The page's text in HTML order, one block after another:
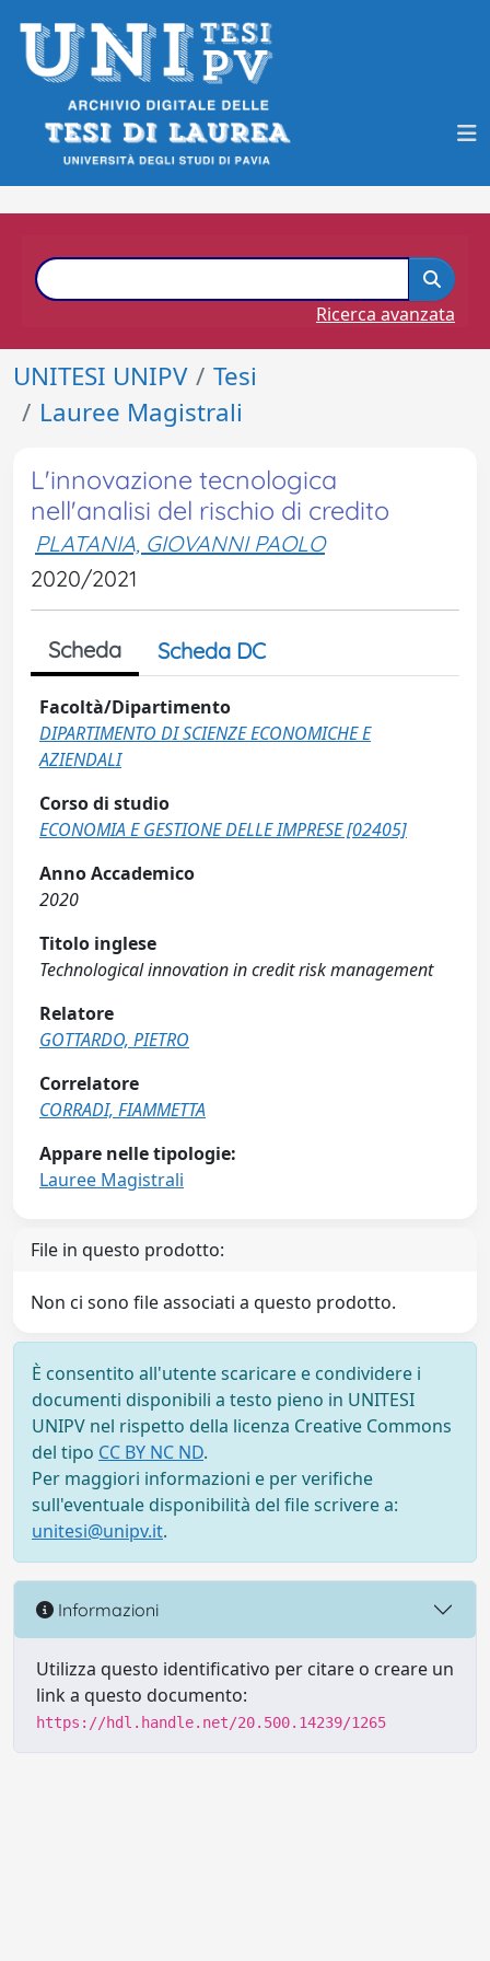
Ricerca avanzata
UNITESI UNIPV
Tesi
Lauree Magistrali
L'innovazione tecnologica
nell'analisi del rischio di credito
PLATANIA, GIOVANNI PAOLO
2020/2021
Scheda Scheda DC
Facoltà/Dipartimento
DIPARTIMENTO DI SCIENZE ECONOMICHE E
AZIENDALI
Corso di studio
ECONOMIA E GESTIONE DELLE IMPRESE [02405]
Anno Accademico
2020
Titolo inglese
Technological innovation in credit risk management
Relatore
GOTTARDO, PIETRO
Correlatore
CORRADI, FIAMMETTA
Appare nelle tipologie:
Lauree Magistrali
File in questo prodotto:
Non ci sono file associati a questo prodotto.
È consentito all'utente scaricare e condividere i
documenti disponibili a testo pieno in UNITESI
UNIPV nel rispetto della licenza Creative Commons
del tipo CC BY NC ND.
Per maggiori informazioni e per verifiche
sull'eventuale disponibilità del file scrivere a:
unitesi@unipv.it.
Informazioni
Utilizza questo identificativo per citare o creare un
link a questo documento:
https://hdl.handle.net/20.500.14239/1265